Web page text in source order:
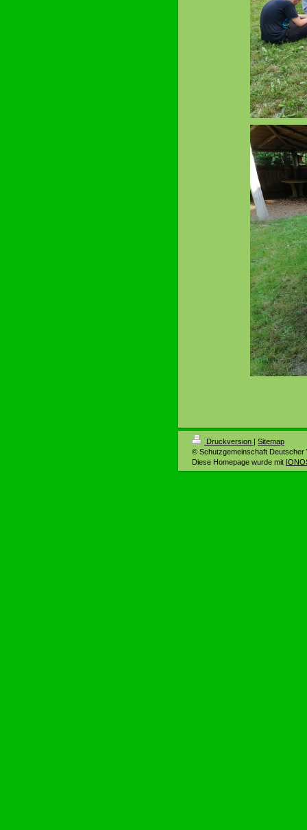
Druckversion | Sitemap
© Schutzgemeinschaft Deutscher
Diese Homepage wurde mit